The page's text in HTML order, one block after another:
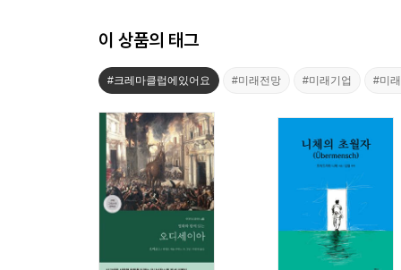
이 상품의 태그
#크레마클럽에있어요 #미래전망 #미래기업 #미